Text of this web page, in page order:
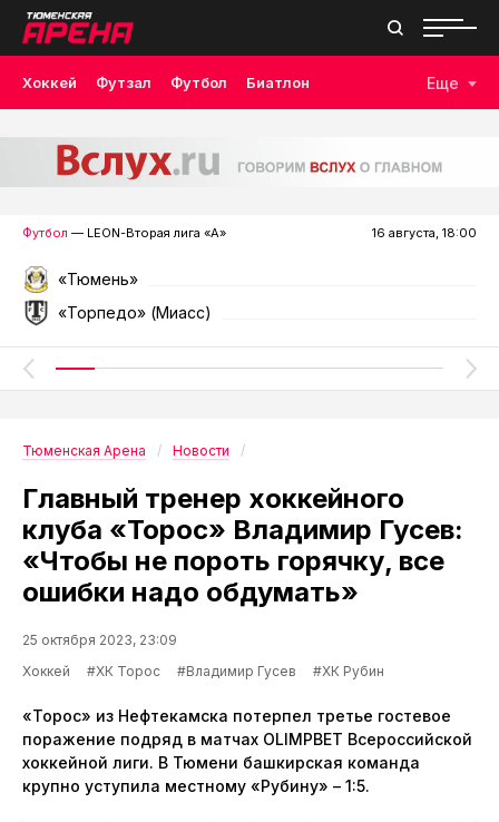
Хоккей Футзал Футбол Биатлон Еще
Футбол — LEON-Вторая лига «А» 16 августа, 18:00
«Тюмень»
«Торпедо» (Миасс)
Тюменская Арена Новости
Главный тренер хоккейного
клуба «Торос» Владимир Гусев:
«Чтобы не пороть горячку, все
ошибки надо обдумать»
25 октября 2023, 23:09
Хоккей
#ХК Торос #Владимир Гусев #ХК Рубин
«Торос» из Нефтекамска потерпел третье гостевое
поражение подряд в матчах OLIMPBET Всероссийской
хоккейной лиги. В Тюмени башкирская команда
крупно уступила местному «Рубину» – 1:5.